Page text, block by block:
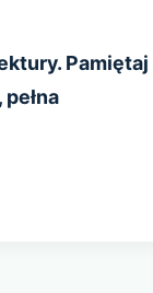
Pamiętaj